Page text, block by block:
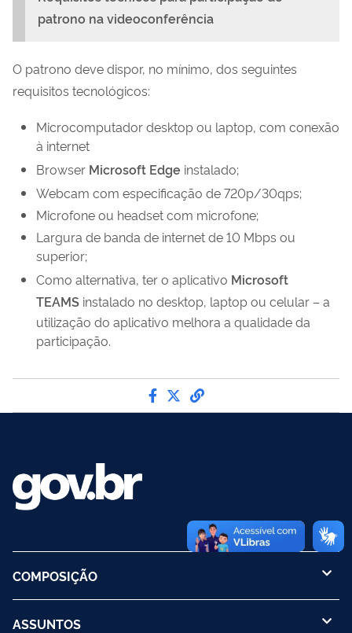
patrono na videoconferência
O patrono deve dispor, no mínimo, dos seguintes
requisitos tecnológicos:
Microcomputador desktop ou laptop, com conexão
à internet
Browser Microsoft Edge instalado;
Webcam com especificação de 720p/30qps;
Microfone ou headset com microfone;
Largura de banda de internet de 10 Mbps ou
superior;
Como alternativa, ter o aplicativo Microsoft
TEAMS instalado no desktop, laptop ou celular – a
utilização do aplicativo melhora a qualidade da
participação.
Compartilhe por Facebook
Compartilhe por Twitter
link para Copiar para
COMPOSIÇÃO
ASSUNTOS